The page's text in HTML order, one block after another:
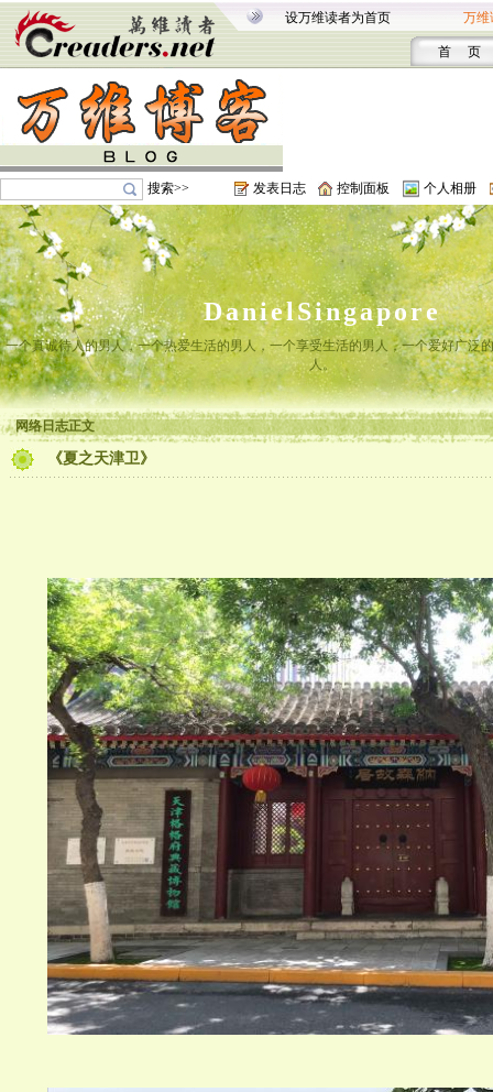
设万维读者为首页 万维
首 页
搜索>> 发表日志 控制面板 个人相册
DanielSingapore
一个真诚待人的男人，一个热爱生活的男人，一个享受生活的男人，一个爱好广泛
人。
网络日志正文
《夏之天津卫》